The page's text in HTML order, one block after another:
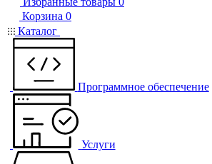
Корзина 0
Каталог
Программное обеспечение
Услуги